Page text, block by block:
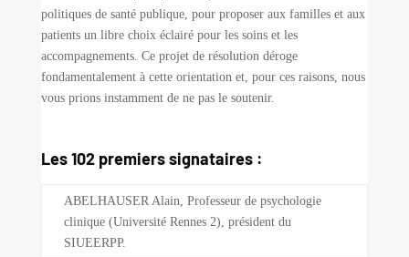
politiques de santé publique, pour proposer aux familles et aux
patients un libre choix éclairé pour les soins et les
accompagnements. Ce projet de résolution déroge
fondamentalement à cette orientation et, pour ces raisons, nous
vous prions instamment de ne pas le soutenir.
Les 102 premiers signataires :
ABELHAUSER Alain, Professeur de psychologie
clinique (Université Rennes 2), président du
SIUEERPP.